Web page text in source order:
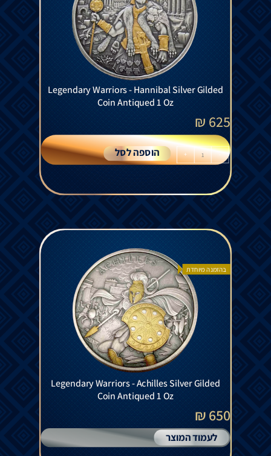
Legendary Warriors - Hannibal Silver Gilded
Coin Antiqued 1 Oz
625
₪
-
+ הוספה לסל
בהזמנה מיוחדת
Legendary Warriors - Achilles Silver Gilded
Coin Antiqued 1 Oz
650 ₪
לעמוד המוצר